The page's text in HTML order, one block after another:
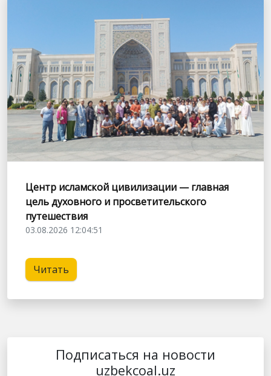
Центр исламской цивилизации — главная
цель духовного и просветительского
путешествия
03.08.2026 12:04:51
Читать
Подписаться на новости
uzbekcoal.uz